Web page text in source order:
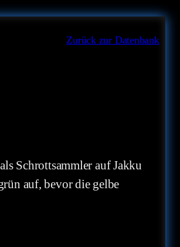
Zurück zur Datenbank
Schrottsammler auf Jakku
auf, bevor die gelbe